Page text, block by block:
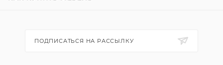
ПОДПИСАТЬСЯ НА РАССЫЛКУ